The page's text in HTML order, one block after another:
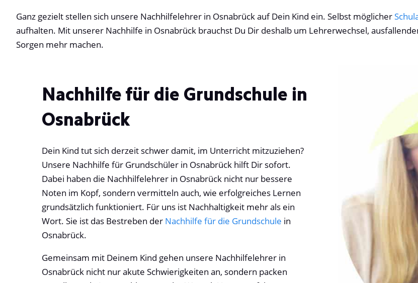
Ganz gezielt stellen sich unsere Nachhilfelehrer in Osnabrück auf Dein Kind ein. Selbst möglicher
aufhalten. Mit unserer Nachhilfe in Osnabrück brauchst Du Dir deshalb um Lehrerwechsel,
Sorgen mehr machen.
Nachhilfe für die Grundschule in
Osnabrück
Dein Kind tut sich derzeit schwer damit, im Unterricht mitzuziehen?
Unsere Nachhilfe für Grundschüler in Osnabrück hilft Dir sofort.
Dabei haben die Nachhilfelehrer in Osnabrück nicht nur bessere
Noten im Kopf, sondern vermitteln auch, wie erfolgreiches Lernen
grundsätzlich funktioniert. Für uns ist Nachhaltigkeit mehr als ein
Wort. Sie ist das Bestreben der Nachhilfe für die Grundschule in
Osnabrück.
Gemeinsam mit Deinem Kind gehen unsere Nachhilfelehrer in
Osnabrück nicht nur akute Schwierigkeiten an, sondern packen